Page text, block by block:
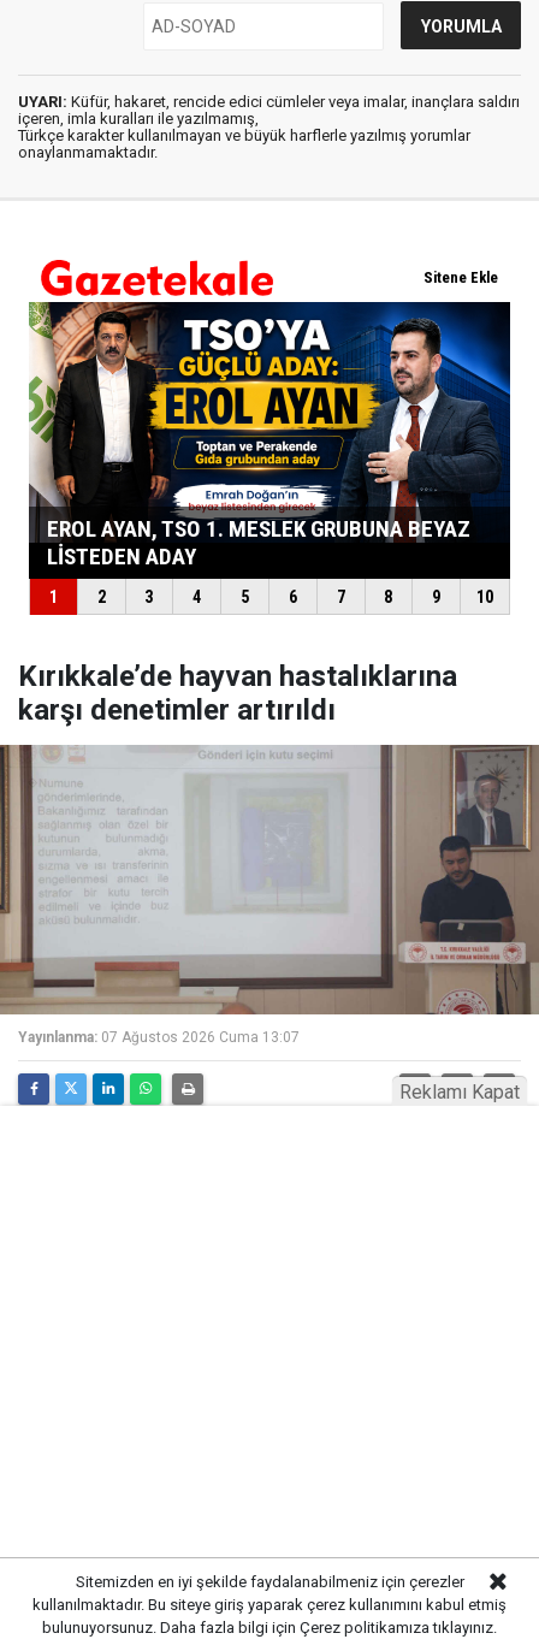
UYARI: Küfür, hakaret, rencide edici cümleler veya imalar, inançlara saldırı
içeren, imla kuralları ile yazılmamış,
Türkçe karakter kullanılmayan ve büyük harflerle yazılmış yorumlar
onaylanmamaktadır.
Kırıkkale’de hayvan hastalıklarına
karşı denetimler artırıldı
Yayınlanma: 07 Ağustos 2026 Cuma 13:07
Sitemizden en iyi şekilde faydalanabilmeniz için çerezler
kullanılmaktadır. Bu siteye giriş yaparak çerez kullanımını kabul etmiş
bulunuyorsunuz. Daha fazla bilgi için Çerez politikamıza tıklayınız.
Reklamı Kapat